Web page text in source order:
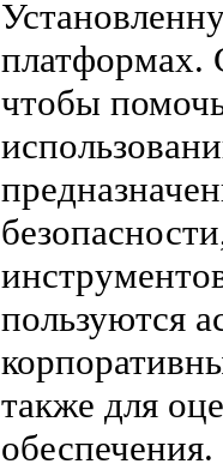
платформах.
чтобы
пользуются
также для
обеспечения.